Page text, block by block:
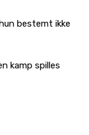
bestemt ikke
kamp spilles